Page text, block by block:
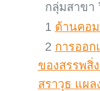
กลุ่มสาขา
1 ด้านคอม
2 การออ
ของสรรพสิ่
สราวุธ แผ